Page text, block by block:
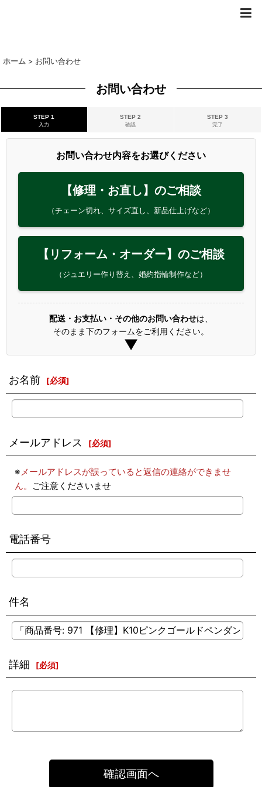
ホーム > お問い合わせ
お問い合わせ
STEP 1
入力
STEP 2
確認
STEP 3
完了
お問い合わせ内容をお選びください
【修理・お直し】のご相談
（チェーン切れ、サイズ直し、新品仕上げなど）
【リフォーム・オーダー】のご相談
（ジュエリー作り替え、婚約指輪制作など）
配送・お支払い・その他のお問い合わせは、
そのまま下のフォームをご利用ください。
▼
お名前 [必須]
メールアドレス [必須]
※メールアドレスが誤っていると返信の連絡ができませ
ん。
ご注意くださいませ
電話番号
件名
詳細 [必須]
確認画面へ